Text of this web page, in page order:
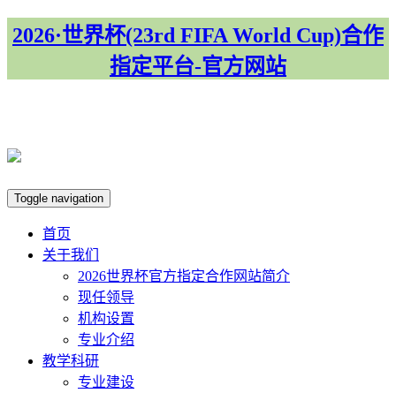
2026·世界杯(23rd FIFA World Cup)合作
指定平台-官方网站
Toggle navigation
首页
关于我们
​2026世界杯官方指定合作网站简介
现任领导
机构设置
专业介绍
教学科研
专业建设